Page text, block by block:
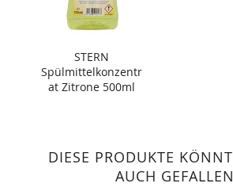
STERN
Spülmittelkonzentr
at Zitrone 500ml
DIESE PRODUKTE
AUCH